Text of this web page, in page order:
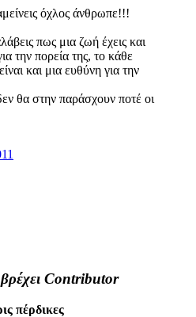
όχλος άνθρωπε!!!
πως μια ζωή έχεις και
την πορεία της, το κάθε
και μια ευθύνη για την
θα στην παράσχουν ποτέ οι
Contributor
πέρδικες